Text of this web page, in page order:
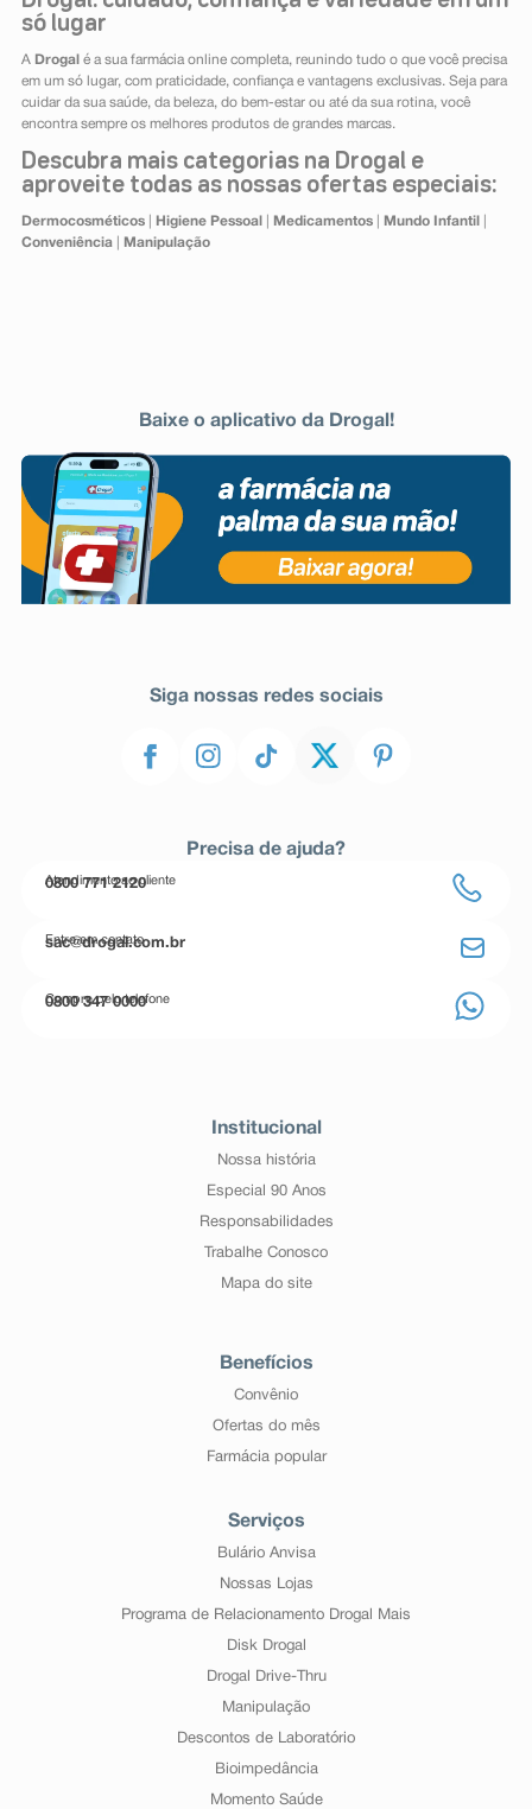
só lugar
A Drogal é a sua farmácia online completa, reunindo tudo o que você precisa
em um só lugar, com praticidade, confiança e vantagens exclusivas. Seja para
cuidar da sua saúde, da beleza, do bem-estar ou até da sua rotina, você
encontra sempre os melhores produtos de grandes marcas.
Descubra mais categorias na Drogal e
aproveite todas as nossas ofertas especiais:
Dermocosméticos| Higiene Pessoal Medicamentos| Mundo Infantil
Conveniência| Manipulação
Baixe o aplicativo da Drogal!
Siga nossas redes sociais
Precisa de ajuda?
Atendimento ao cliente
0800 771 2120
Entre em contato
sac@drogal.com.br
Compre pelo telefone
0800 347 0000
Institucional
Nossa história
Especial 90 Anos
Responsabilidades
Trabalhe Conosco
Mapa do site
Benefícios
Convênio
Ofertas do mês
Farmácia popular
Serviços
Bulário Anvisa
Nossas Lojas
Programa de Relacionamento Drogal Mais
Disk Drogal
Drogal Drive-Thru
Manipulação
Descontos de Laboratório
Bioimpedância
Momento Saúde